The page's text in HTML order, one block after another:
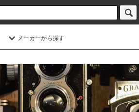
メーカーから探す